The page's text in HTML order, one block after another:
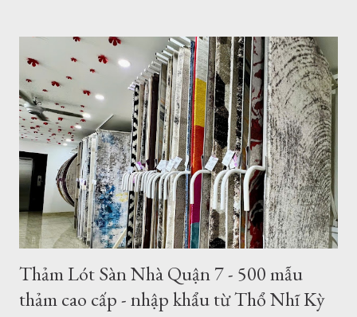
Giao hàng - Thanh toán - Bảo Hành.. Địa chỉ mua thảm trải
sàn ở TPHCM - Hà Nội Giới thiệu thảm trải sàn - thảm trang trí
của Thảm Đẹp. Thảm Đẹp Sài Gòn là đơn vị phân phối thảm
Thổ Nhĩ Kỳ với kho hàng - cửa hàng thảm ở TPHCM và Hà
Nội. Với hơn ngàn mẫu thảm trang trí phòng khách, phòng
ngủ... Kích thước, tiêu chuẩn của Châu Âu. Toàn bộ sản phẩm
được đặt hàng theo yêu cầu của chúng tôi và nhập khẩu trực
tiếp về Việt Nam. Vì vậy bạn có thể tìm thấy cho mình một
mẫu...
Thảm Lót Sàn Nhà Quận 7 - 500 mẫu
thảm cao cấp - nhập khẩu từ Thổ Nhĩ Kỳ